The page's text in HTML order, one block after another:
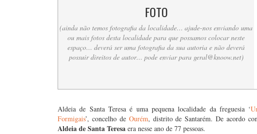
FOTO
(ainda não temos fotografia da localidade… ajude-nos enviando uma
ou mais fotos desta localidade para que possamos colocar neste
espaço… deverá ser uma fotografia da sua autoria e não deverá
possuir direitos de autor… pode enviar para geral@knoow.net)
Aldeia de Santa Teresa é uma pequena localidade da freguesia ‘
Formigais’, concelho de Ourém, distrito de Santarém. De acordo
Aldeia de Santa Teresa era nesse ano de 77 pessoas.